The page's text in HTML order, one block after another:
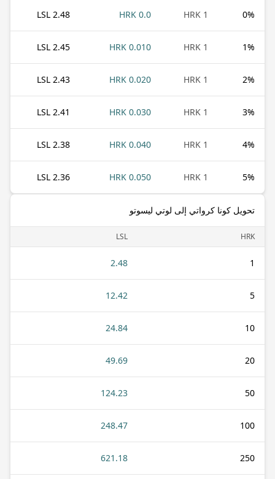
0%
1 HRK
0.0 HRK
2.48 LSL
1%
1 HRK
0.010 HRK
2.45 LSL
2%
1 HRK
0.020 HRK
2.43 LSL
3%
1 HRK
0.030 HRK
2.41 LSL
4%
1 HRK
0.040 HRK
2.38 LSL
5%
1 HRK
0.050 HRK
2.36 LSL
تحويل كونا كرواتي إلى لوتي ليسوتو
HRK
LSL
1
2.48
5
12.42
10
24.84
20
49.69
50
124.23
100
248.47
250
621.18